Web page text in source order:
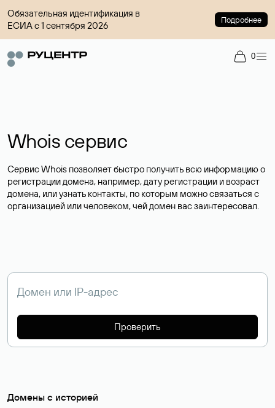
Обязательная идентификация в
ЕСИА с 1 сентября 2026
Подробнее
0
Whois сервис
Сервис Whois позволяет быстро получить всю информацию о
регистрации домена, например, дату регистрации и возраст
домена, или узнать контакты, по которым можно связаться с
организацией или человеком, чей домен вас заинтересовал.
Проверить
Домены с историей